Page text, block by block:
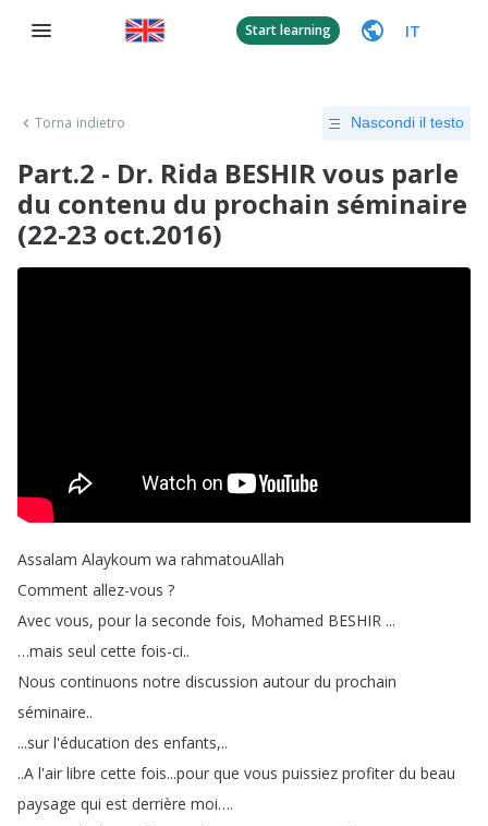
Start learning IT
Torna indietro Nascondi il testo
Part.2 - Dr. Rida BESHIR vous parle
du contenu du prochain séminaire
(22-23 oct.2016)
Assalam Alaykoum wa rahmatouAllah
Comment allez-vous ?
Avec vous, pour la seconde fois, Mohamed BESHIR ...
…mais seul cette fois-ci..
Nous continuons notre discussion autour du prochain
séminaire..
...sur l'éducation des enfants,..
..A l'air libre cette fois...pour que vous puissiez profiter du beau
paysage qui est derrière moi….